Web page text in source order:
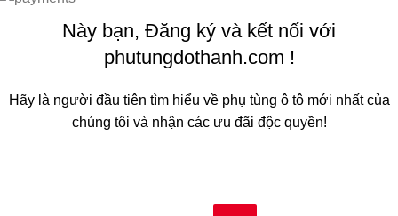
Này bạn, Đăng ký và kết nối với
phutungdothanh.com !
Hãy là người đầu tiên tìm hiểu về phụ tùng ô tô mới nhất của
chúng tôi và nhận các ưu đãi độc quyền!